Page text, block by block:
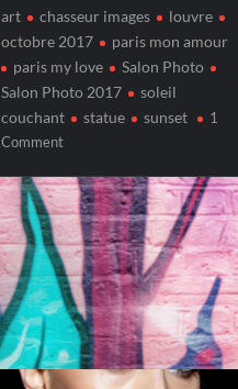
art chasseur images
louvre
octobre 2017
paris mon amour
paris my love
Salon Photo
Salon Photo 2017
soleil
couchant
statue sunset
1
Commenton
D’IMAGES
–
Octobre
2017